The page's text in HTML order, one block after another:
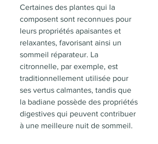
Certaines des plantes qui la
composent sont reconnues pour
leurs propriétés apaisantes et
relaxantes, favorisant ainsi un
sommeil réparateur. La
citronnelle, par exemple, est
traditionnellement utilisée pour
ses vertus calmantes, tandis que
la badiane possède des propriétés
digestives qui peuvent contribuer
à une meilleure nuit de sommeil.